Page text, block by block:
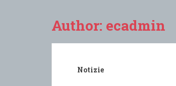
Author: ecadmin
Notizie